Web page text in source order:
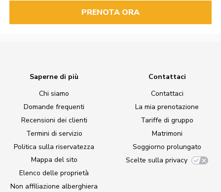
PRENOTA ORA
Saperne di più
Chi siamo
Domande frequenti
Recensioni dei clienti
Termini di servizio
Politica sulla riservatezza
Mappa del sito
Elenco delle proprietà
Non affiliazione alberghiera
Contattaci
Contattaci
La mia prenotazione
Tariffe di gruppo
Matrimoni
Soggiorno prolungato
Scelte sulla privacy